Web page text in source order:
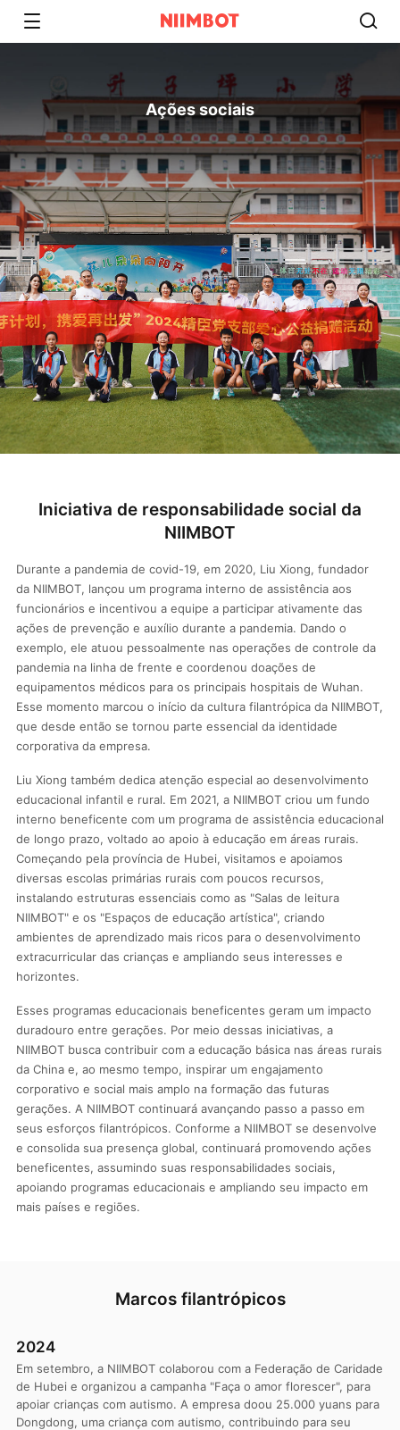
Ações sociais
Iniciativa de responsabilidade social da
NIIMBOT
Durante a pandemia de covid-19, em 2020, Liu Xiong, fundador
da NIIMBOT, lançou um programa interno de assistência aos
funcionários e incentivou a equipe a participar ativamente das
ações de prevenção e auxílio durante a pandemia. Dando o
exemplo, ele atuou pessoalmente nas operações de controle da
pandemia na linha de frente e coordenou doações de
equipamentos médicos para os principais hospitais de Wuhan.
Esse momento marcou o início da cultura filantrópica da NIIMBOT,
que desde então se tornou parte essencial da identidade
corporativa da empresa.
Liu Xiong também dedica atenção especial ao desenvolvimento
educacional infantil e rural. Em 2021, a NIIMBOT criou um fundo
interno beneficente com um programa de assistência educacional
de longo prazo, voltado ao apoio à educação em áreas rurais.
Começando pela província de Hubei, visitamos e apoiamos
diversas escolas primárias rurais com poucos recursos,
instalando estruturas essenciais como as "Salas de leitura
NIIMBOT" e os "Espaços de educação artística", criando
ambientes de aprendizado mais ricos para o desenvolvimento
extracurricular das crianças e ampliando seus interesses e
horizontes.
Esses programas educacionais beneficentes geram um impacto
duradouro entre gerações. Por meio dessas iniciativas, a
NIIMBOT busca contribuir com a educação básica nas áreas rurais
da China e, ao mesmo tempo, inspirar um engajamento
corporativo e social mais amplo na formação das futuras
gerações. A NIIMBOT continuará avançando passo a passo em
seus esforços filantrópicos. Conforme a NIIMBOT se desenvolve
e consolida sua presença global, continuará promovendo ações
beneficentes, assumindo suas responsabilidades sociais,
apoiando programas educacionais e ampliando seu impacto em
mais países e regiões.
Marcos filantrópicos
2024
Em setembro, a NIIMBOT colaborou com a Federação de Caridade
de Hubei e organizou a campanha "Faça o amor florescer", para
apoiar crianças com autismo. A empresa doou 25.000 yuans para
Dongdong, uma criança com autismo, contribuindo para seu